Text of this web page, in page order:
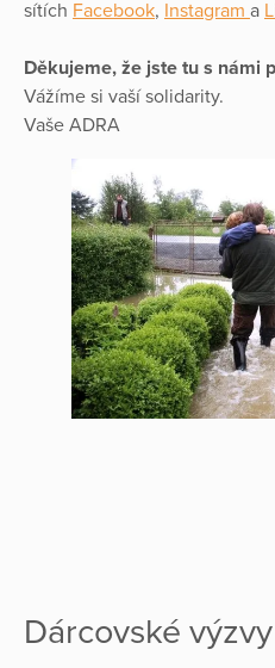
sítích Facebook, Instagram a
Děkujeme, že jste tu s námi
Vážíme si vaší solidarity.
Vaše ADRA
Dárcovské